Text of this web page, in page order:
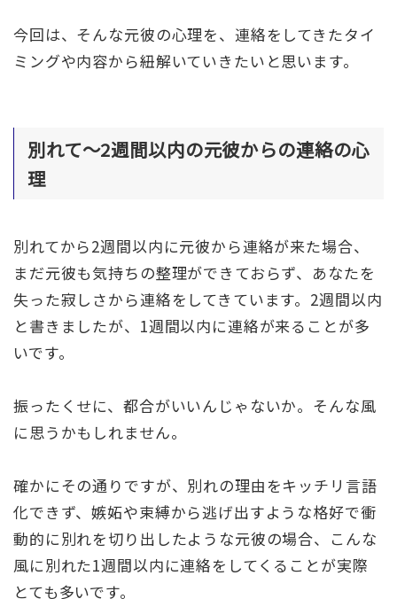
今回は、そんな元彼の心理を、連絡をしてきたタイ
ミングや内容から紐解いていきたいと思います。
別れて〜2週間以内の元彼からの連絡の心
理
別れてから2週間以内に元彼から連絡が来た場合、
まだ元彼も気持ちの整理ができておらず、あなたを
失った寂しさから連絡をしてきています。2週間以内
と書きましたが、1週間以内に連絡が来ることが多
いです。
振ったくせに、都合がいいんじゃないか。そんな風
に思うかもしれません。
確かにその通りですが、別れの理由をキッチリ言語
化できず、嫉妬や束縛から逃げ出すような格好で衝
動的に別れを切り出したような元彼の場合、こんな
風に別れた1週間以内に連絡をしてくることが実際
とても多いです。